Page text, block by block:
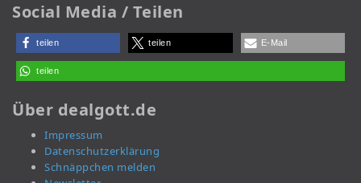
Social Media / Teilen
teilen teilen E-Mail
teilen
Über dealgott.de
Impressum
Datenschutzerklärung
Schnäppchen melden